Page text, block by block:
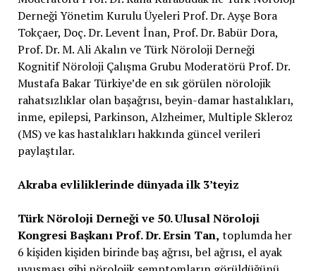
Derneği Yönetim Kurulu Üyeleri Prof. Dr. Ayşe Bora
Tokçaer, Doç. Dr. Levent İnan, Prof. Dr. Babür Dora,
Prof. Dr. M. Ali Akalın ve Türk Nöroloji Derneği
Kognitif Nöroloji Çalışma Grubu Moderatörü Prof. Dr.
Mustafa Bakar Türkiye’de en sık görülen nörolojik
rahatsızlıklar olan başağrısı, beyin-damar hastalıkları,
inme, epilepsi, Parkinson, Alzheimer, Multiple Skleroz
(MS) ve kas hastalıkları hakkında güncel verileri
paylaştılar.
Akraba evliliklerinde dünyada ilk 3’teyiz
Türk Nöroloji Derneği ve 50. Ulusal Nöroloji
Kongresi Başkanı Prof. Dr. Ersin Tan, toplumda her
6 kişiden kişiden birinde baş ağrısı, bel ağrısı, el ayak